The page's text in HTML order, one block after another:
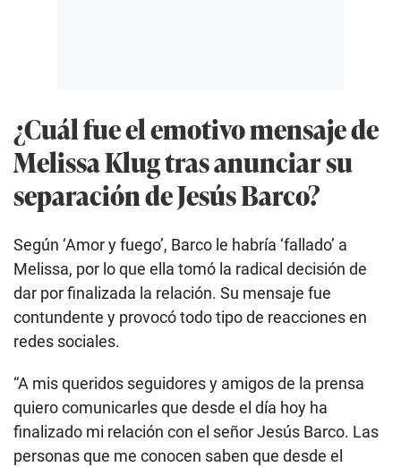
¿Cuál fue el emotivo mensaje de
Melissa Klug tras anunciar su
separación de Jesús Barco?
Según ‘Amor y fuego’, Barco le habría ‘fallado’ a
Melissa, por lo que ella tomó la radical decisión de
dar por finalizada la relación. Su mensaje fue
contundente y provocó todo tipo de reacciones en
redes sociales.
“A mis queridos seguidores y amigos de la prensa
quiero comunicarles que desde el día hoy ha
finalizado mi relación con el señor Jesús Barco. Las
personas que me conocen saben que desde el